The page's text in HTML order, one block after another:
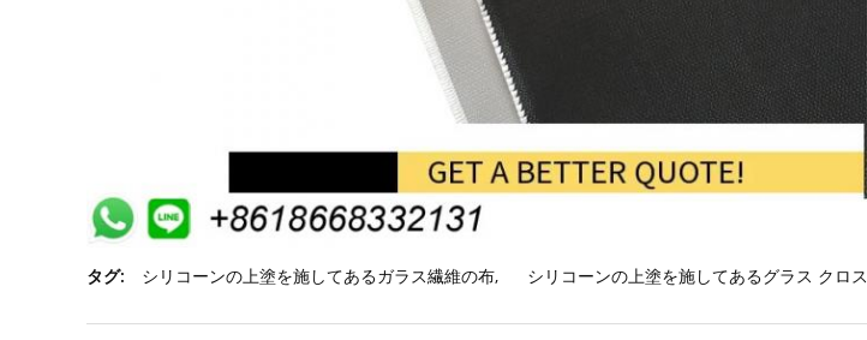
タグ: シリコーンの上塗を施してあるガラス繊維の布, シリコーンの上塗を施してあるグラス クロス